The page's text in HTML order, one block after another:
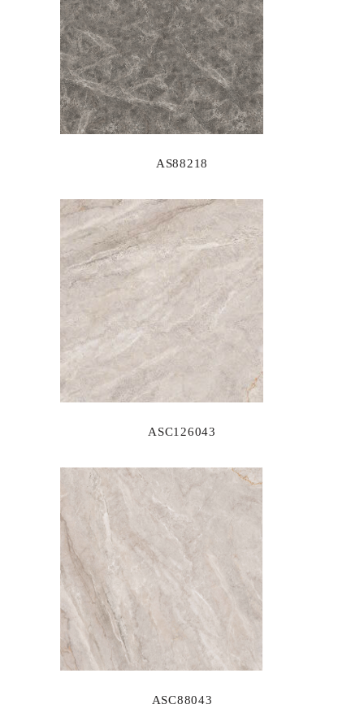
AS88218
ASC126043
ASC88043